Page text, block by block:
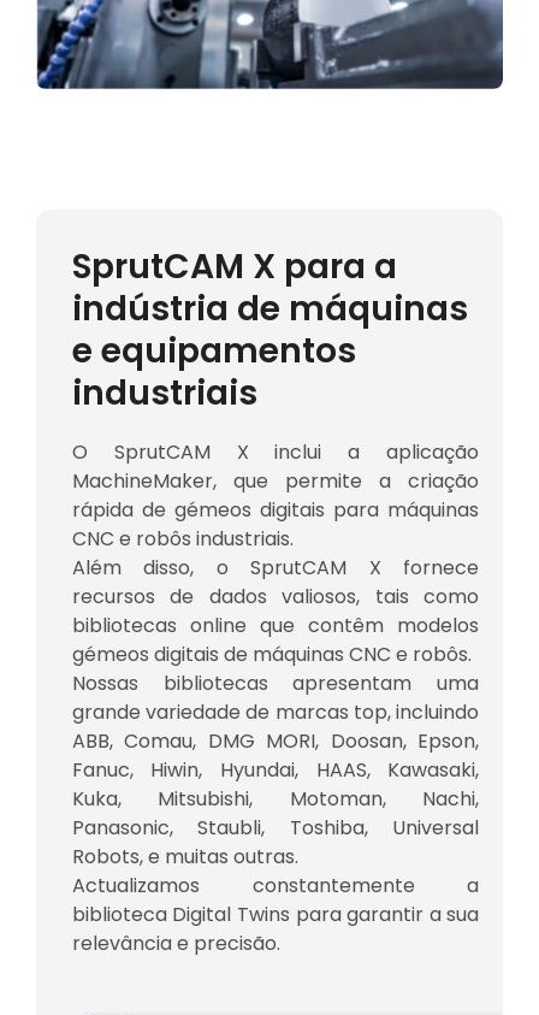
SprutCAM X para a
indústria de máquinas
e equipamentos
industriais
O SprutCAM X inclui a aplicação
MachineMaker, que permite a criação
rápida de gémeos digitais para máquinas
CNC e robôs industriais.
Além disso, o SprutCAM X fornece
recursos de dados valiosos, tais como
bibliotecas online que contêm modelos
gémeos digitais de máquinas CNC e robôs.
Nossas bibliotecas apresentam uma
grande variedade de marcas top, incluindo
ABB, Comau, DMG MORI, Doosan, Epson,
Fanuc, Hiwin, Hyundai, HAAS, Kawasaki,
Kuka, Mitsubishi, Motoman, Nachi,
Panasonic, Staubli, Toshiba, Universal
Robots, e muitas outras.
Actualizamos constantemente a
biblioteca Digital Twins para garantir a sua
relevância e precisão.